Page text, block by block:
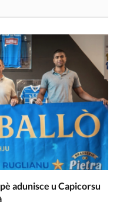
adunisce u Capicorsu